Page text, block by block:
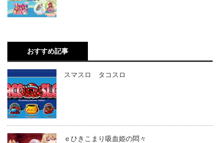
おすすめ記事
スマスロ タコスロ
ｅひきこまり吸血姫の悶々